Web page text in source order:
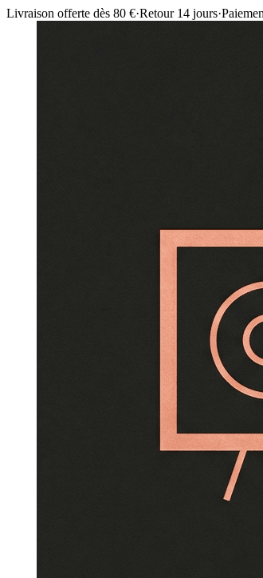
Livraison offerte dès 80 €·Retour 14 jours·